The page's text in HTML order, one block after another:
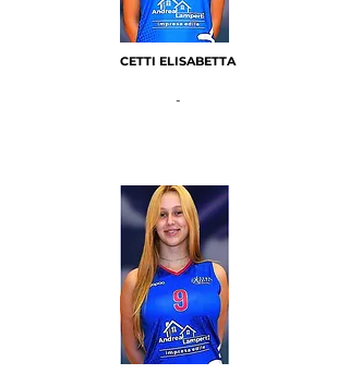
CETTI ELISABETTA
-